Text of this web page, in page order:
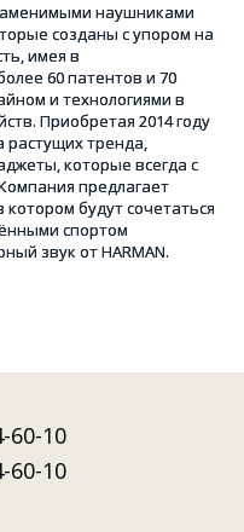
наушниками
созданы с упором на
имея в
60 патентов и 70
и технологиями в
Приобретая 2014 году
растущих тренда,
которые всегда с
предлагает
будут сочетаться
спортом
звук от HARMAN.
60-10
60-10